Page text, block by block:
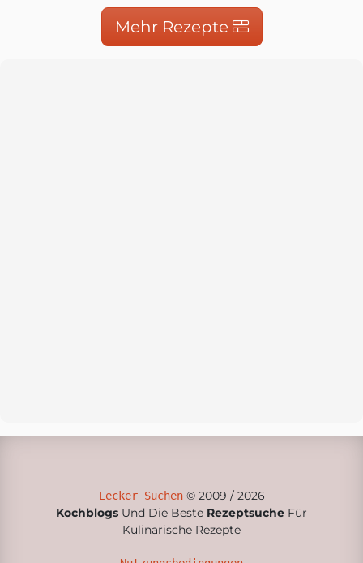
Mehr Rezepte
Lecker Suchen© 2009 / 2026
Kochblogs Und Die Beste Rezeptsuche Für
Kulinarische Rezepte